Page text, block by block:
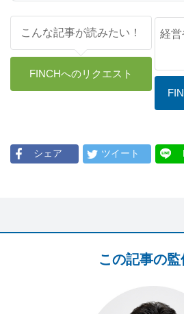
こんな記事が読みたい！
FINCHへのリクエスト
経営
シェア ツイート
この記事の監